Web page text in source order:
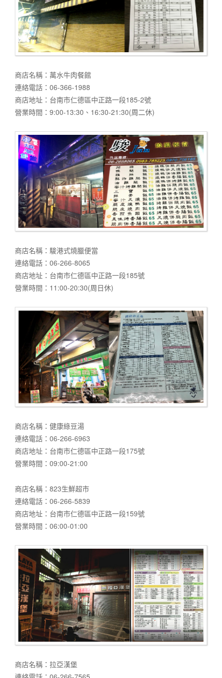
商店名稱：萬水牛肉餐館
連絡電話：06-366-1988
商店地址：台南市仁德區中正路一段185-2號
營業時間：9:00-13:30、16:30-21:30(周二休)
商店名稱：駿港式燒臘便當
連絡電話：06-266-8065
商店地址：台南市仁德區中正路一段185號
營業時間：11:00-20:30(周日休)
商店名稱：健康綠豆湯
連絡電話：06-266-6963
商店地址：台南市仁德區中正路一段175號
營業時間：09:00-21:00
商店名稱：823生鮮超市
連絡電話：06-266-5839
商店地址：台南市仁德區中正路一段159號
營業時間：06:00-01:00
商店名稱：拉亞漢堡